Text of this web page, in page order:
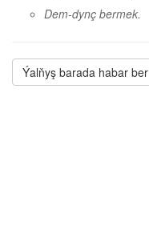
Dem-dynç bermek.
Ýalňyş barada habar ber